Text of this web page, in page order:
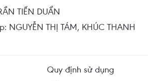
TIẾN DUẨN
NGUYỄN THỊ TÁM, KHÚC THANH
Quy định sử dụng